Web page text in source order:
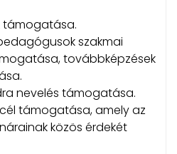
támogatása.
szakmai
továbbképzések
nevelés támogatása.
támogatása, amely az
közös érdekét